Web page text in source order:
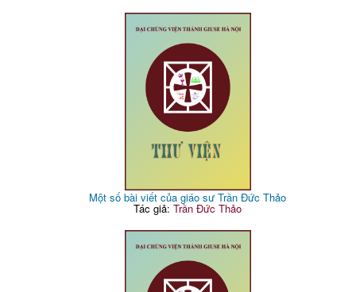
Một số bài viết của giáo sư Trần Đức Thảo
Tác giả:Trần Đức Thảo